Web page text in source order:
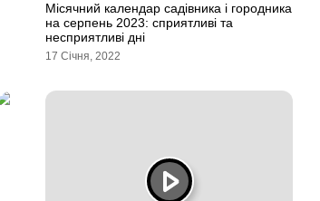
Місячний календар садівника і городника
на серпень 2023: сприятливі та
несприятливі дні
17 Січня, 2022